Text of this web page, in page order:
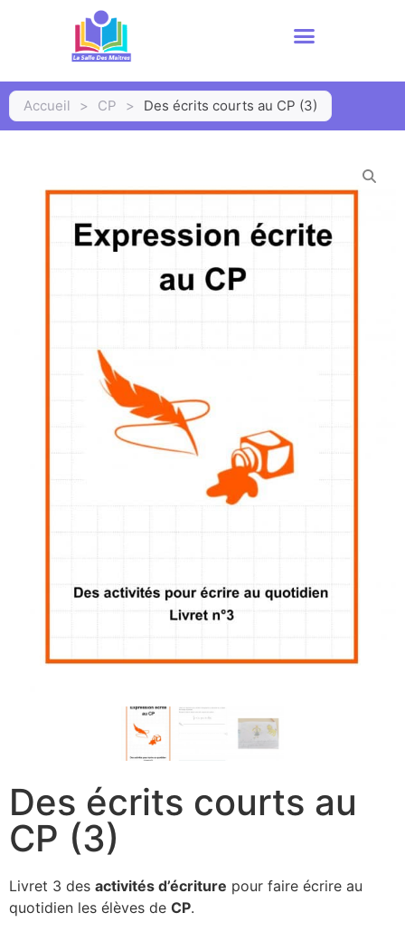
Accueil > CP > Des écrits courts au CP (3)
Des écrits courts au
CP (3)
Livret 3 des activités d’écriture pour faire écrire au
quotidien les élèves de CP.